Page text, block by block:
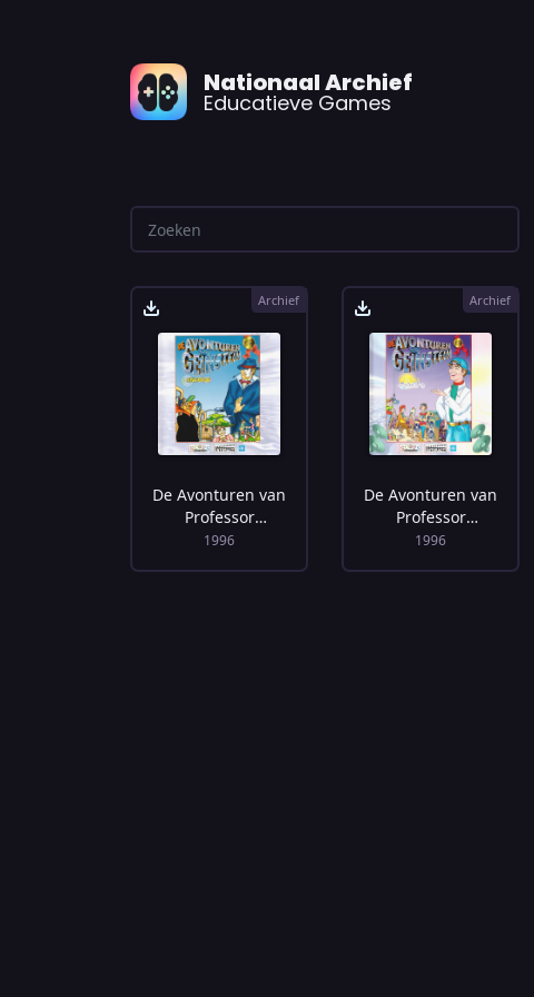
Nationaal Archief
Educatieve Games
De Avonturen van
Professor
Geinstein -
1996
Archief
De Avonturen van
Professor
Geinstein - Licht &
1996
Archief